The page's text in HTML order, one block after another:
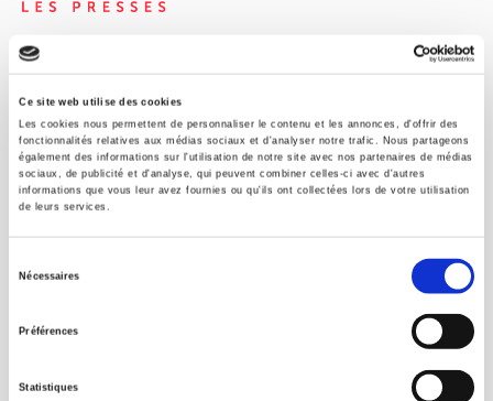
Ce site web utilise des cookies
Les cookies nous permettent de personnaliser le contenu et les annonces, d'offrir des
fonctionnalités relatives aux médias sociaux et d'analyser notre trafic. Nous partageons
également des informations sur l'utilisation de notre site avec nos partenaires de médias
sociaux, de publicité et d'analyse, qui peuvent combiner celles-ci avec d'autres
informations que vous leur avez fournies ou qu'ils ont collectées lors de votre utilisation
de leurs services.
Nécessaires
Préférences
Statistiques
Maison d'édition dédiée aux sciences humaines et sociales, les
Presses de Sciences Po participent depuis leur création en 1976
à la transmission des savoirs et des idées
CONTACTS
FOREIGN RIGHTS
POUR LES LIBRAIRES
CONDITIONS GÉNÉRALES
À paraître